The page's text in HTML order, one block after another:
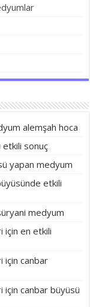
alemşah hoca
etkili sonuç
yapan medyum
etkili
medyum
içinen etkili
içincanbar
içincanbar büyüsü